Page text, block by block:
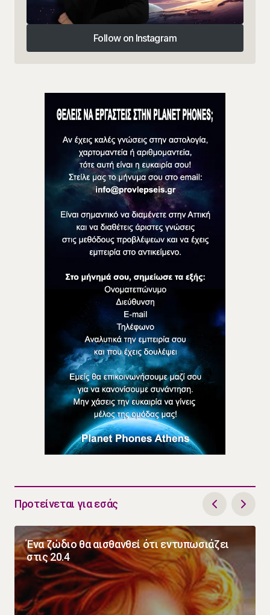
Follow on Instagram
Follow on Instagram
Προτείνεται για εσάς
Ένα ζώδιο θα αισθανθεί ότι εντυπωσιάζει
στις 20.4